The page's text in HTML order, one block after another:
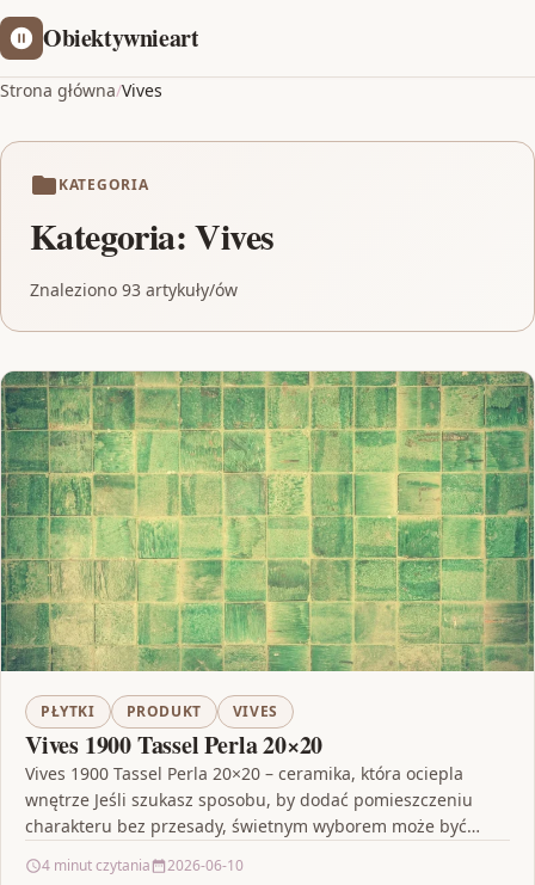
Obiektywnieart
Strona główna/Vives
KATEGORIA
Kategoria:Vives
Znaleziono 93 artykuły/ów
PŁYTKI PRODUKT VIVES
Vives 1900 Tassel Perla 20×20
Vives 1900 Tassel Perla 20×20 – ceramika, która ociepla
wnętrze Jeśli szukasz sposobu, by dodać pomieszczeniu
charakteru bez przesady, świetnym wyborem może być
4 minut czytania 2026-06-10